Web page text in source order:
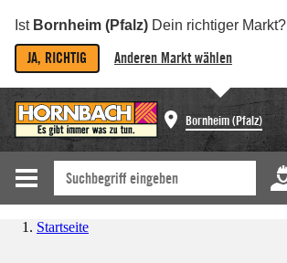
Ist Bornheim (Pfalz) Dein richtiger Markt?
JA, RICHTIG Anderen Markt wählen
Bornheim (Pfalz)
Startseite